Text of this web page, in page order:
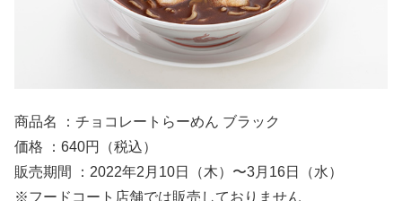
商品名 ：チョコレートらーめん ブラック
価格 ：640円（税込）
販売期間 ：2022年2月10日（木）〜3月16日（水）
※フードコート店舗では販売しておりません